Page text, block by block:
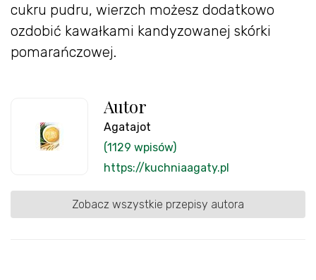
cukru pudru, wierzch możesz dodatkowo
ozdobić kawałkami kandyzowanej skórki
pomarańczowej.
Autor
Agatajot
(1129 wpisów)
https://kuchniaagaty.pl
Zobacz wszystkie przepisy autora